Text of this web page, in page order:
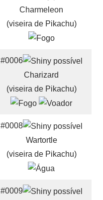
Charmeleon
(viseira de Pikachu)
#0006
Charizard
(viseira de Pikachu)
#0008
Wartortle
(viseira de Pikachu)
#0009